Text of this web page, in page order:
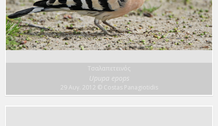
Τσαλαπετεινός
Upupa epops
29 Αυγ. 2012 © Costas Panagiotidis